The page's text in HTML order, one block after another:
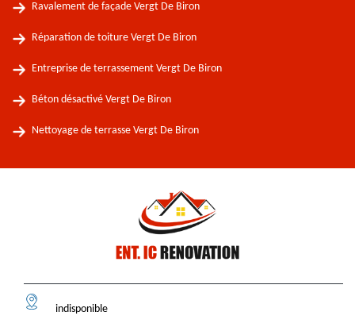
Ravalement de façade Vergt De Biron
Réparation de toiture Vergt De Biron
Entreprise de terrassement Vergt De Biron
Béton désactivé Vergt De Biron
Nettoyage de terrasse Vergt De Biron
indisponible